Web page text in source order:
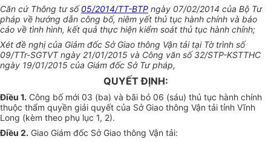
Căn cứ Thông tư số05/2014/TT-BTP ngày 07/02/2014 của Bộ Tư
pháp về hướng dẫn công bố, niêm yết thủ tục hành chính và báo
cáo về tình hình, kết quả thực hiện kiểm soát thủ tục hành chính;
Xét đề nghị của Giám đốc Sở Giao thông Vận tải tại Tờ trình số
09/TTr-SGTVT ngày 21/01/2015 và Công văn số 32/STP-KSTTHC
ngày 19/01/2015 của Giám đốc Sở Tư pháp,
QUYẾT ĐỊNH:
Điều 1. Công bố mới 03 (ba) và bãi bỏ 06 (sáu) thủ tục hành chính
thuộc thẩm quyền giải quyết của Sở Giao thông Vận tải tỉnh Vĩnh
Long (kèm theo phụ lục 1, 2).
Điều 2. Giao Giám đốc Sở Giao thông Vận tải: